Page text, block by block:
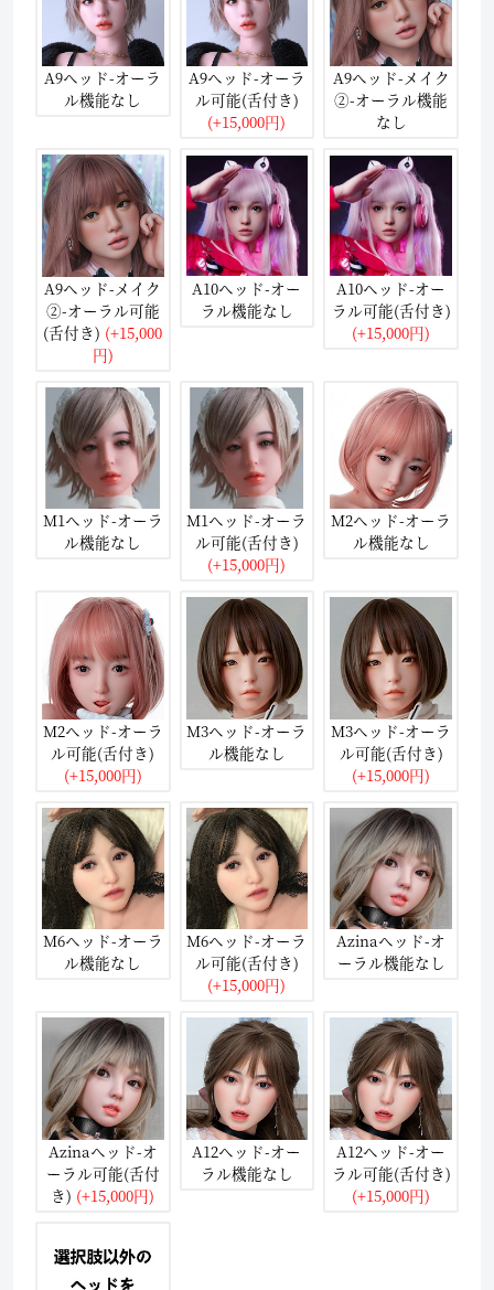
A9ヘッド-オーラ
ル機能なし
A9ヘッド-オーラ
ル可能(舌付き)
(+15,000円)
A9ヘッド-メイク
②-オーラル機能
なし
A9ヘッド-メイク
②-オーラル可能
(舌付き) (+15,000
円)
A10ヘッド-オー
ラル機能なし
A10ヘッド-オー
ラル可能(舌付き)
(+15,000円)
M1ヘッド-オーラ
ル機能なし
M1ヘッド-オーラ
ル可能(舌付き)
(+15,000円)
M2ヘッド-オーラ
ル機能なし
M2ヘッド-オーラ
ル可能(舌付き)
(+15,000円)
M3ヘッド-オーラ
ル機能なし
M3ヘッド-オーラ
ル可能(舌付き)
(+15,000円)
M6ヘッド-オーラ
ル機能なし
M6ヘッド-オーラ
ル可能(舌付き)
(+15,000円)
Azinaヘッド-オ
ーラル機能なし
Azinaヘッド-オ
ーラル可能(舌付
き) (+15,000円)
A12ヘッド-オー
ラル機能なし
A12ヘッド-オー
ラル可能(舌付き)
(+15,000円)